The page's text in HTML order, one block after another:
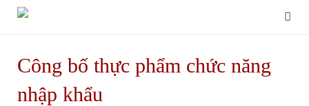
Công bố thực phẩm chức năng
nhập khẩu